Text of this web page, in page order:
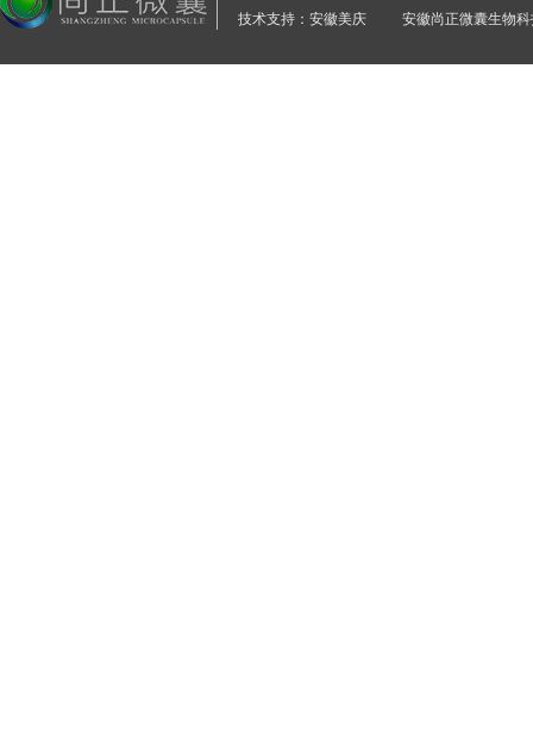
技术支持：安徽美庆
安徽尚正微囊生物